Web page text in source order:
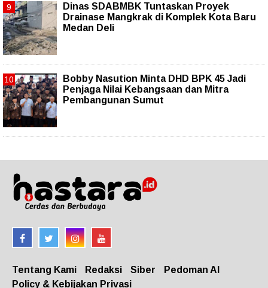
Dinas SDABMBK Tuntaskan Proyek
Drainase Mangkrak di Komplek Kota Baru
Medan Deli
Bobby Nasution Minta DHD BPK 45 Jadi
Penjaga Nilai Kebangsaan dan Mitra
Pembangunan Sumut
Tentang Kami Redaksi Siber
Pedoman AI
Policy & Kebijakan Privasi